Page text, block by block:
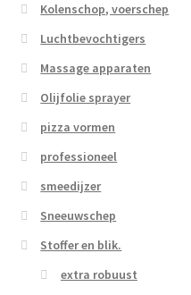
Kolenschop, voerschep
Luchtbevochtigers
Massage apparaten
Olijfolie sprayer
pizza vormen
professioneel
smeedijzer
Sneeuwschep
Stoffer en blik.
extra robuust